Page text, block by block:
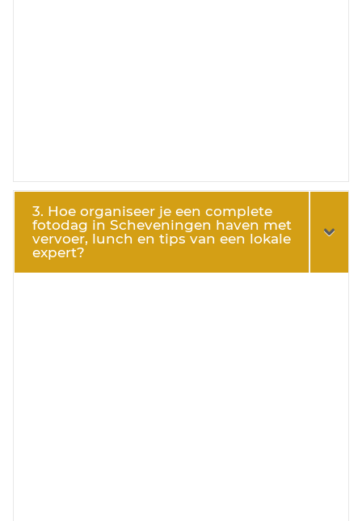
3. Hoe organiseer je een complete
fotodag in Scheveningen haven met
vervoer, lunch en tips van een lokale
expert?